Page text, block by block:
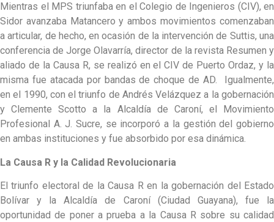
Mientras el MPS triunfaba en el Colegio de Ingenieros (CIV), en
Sidor avanzaba Matancero y ambos movimientos comenzaban
a articular, de hecho, en ocasión de la intervención de Suttis, una
conferencia de Jorge Olavarría, director de la revista Resumen y
aliado de la Causa R, se realizó en el CIV de Puerto Ordaz, y la
misma fue atacada por bandas de choque de AD. Igualmente,
en el 1990, con el triunfo de Andrés Velázquez a la gobernación
y Clemente Scotto a la Alcaldía de Caroní, el Movimiento
Profesional A. J. Sucre, se incorporó a la gestión del gobierno
en ambas instituciones y fue absorbido por esa dinámica.
La Causa R y la Calidad Revolucionaria
El triunfo electoral de la Causa R en la gobernación del Estado
Bolívar y la Alcaldía de Caroní (Ciudad Guayana), fue la
oportunidad de poner a prueba a la Causa R sobre su calidad